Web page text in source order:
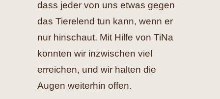
dass jeder von uns etwas gegen
das Tierelend tun kann, wenn er
nur hinschaut. Mit Hilfe von TiNa
konnten wir inzwischen viel
erreichen, und wir halten die
Augen weiterhin offen.